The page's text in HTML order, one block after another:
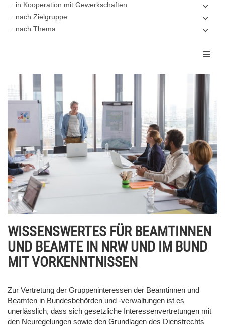
... in Kooperation mit Gewerkschaften
... nach Zielgruppe
... nach Thema
WISSENSWERTES FÜR BEAMTINNEN
UND BEAMTE IN NRW UND IM BUND
MIT VORKENNTNISSEN
Zur Vertretung der Gruppeninteressen der Beamtinnen und
Beamten in Bundesbehörden und -verwaltungen ist es
unerlässlich, dass sich gesetzliche Interessenvertretungen mit
den Neuregelungen sowie den Grundlagen des Dienstrechts